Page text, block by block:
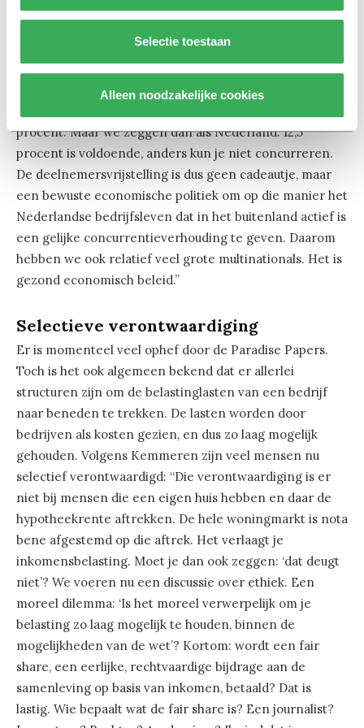
Selectie toestaan
Alleen noodzakelijke cookies
economische politiek. Je moet het zo zien: Nederland
pleit voor importneutraliteit. Nederlandse bedrijven in
het buitenland, neem Ierland, kunnen dan concurreren
met de bedrijven daar. In Ierland betaal je 12,5 procent
procent. Maar we zeggen dan als Nederland: 12,5
procent is voldoende, anders kun je niet concurreren.
De deelnemersvrijstelling is dus geen cadeautje, maar
een bewuste economische politiek om op die manier het
Nederlandse bedrijfsleven dat in het buitenland actief is
een gelijke concurrentieverhouding te geven. Daarom
hebben we ook relatief veel grote multinationals. Het is
gezond economisch beleid.”
Selectieve verontwaardiging
Er is momenteel veel ophef door de Paradise Papers.
Toch is het ook algemeen bekend dat er allerlei
structuren zijn om de belastinglasten van een bedrijf
naar beneden te trekken. De lasten worden door
bedrijven als kosten gezien, en dus zo laag mogelijk
gehouden. Volgens Kemmeren zijn veel mensen nu
selectief verontwaardigd: “Die verontwaardiging is er
niet bij mensen die een eigen huis hebben en daar de
hypotheekrente aftrekken. De hele woningmarkt is nota
bene afgestemd op die aftrek. Het verlaagt je
inkomensbelasting. Moet je dan ook zeggen: ‘dat deugt
niet’? We voeren nu een discussie over ethiek. Een
moreel dilemma: ‘Is het moreel verwerpelijk om je
belasting zo laag mogelijk te houden, binnen de
mogelijkheden van de wet’? Kortom: wordt een fair
share, een eerlijke, rechtvaardige bijdrage aan de
samenleving op basis van inkomen, betaald? Dat is
lastig. Wie bepaalt wat de fair share is? Een journalist?